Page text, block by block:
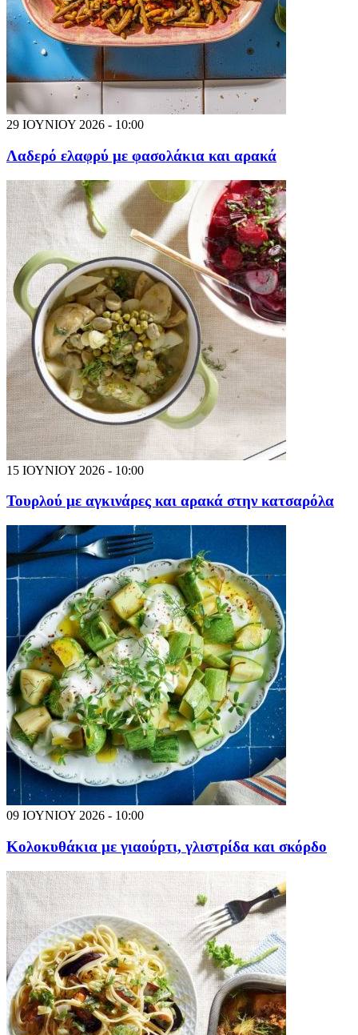
29 ΙΟΥΝΙΟΥ 2026 - 10:00
Λαδερό ελαφρύ με φασολάκια και αρακά
15 ΙΟΥΝΙΟΥ 2026 - 10:00
Τουρλού με αγκινάρες και αρακά στην κατσαρόλα
09 ΙΟΥΝΙΟΥ 2026 - 10:00
Κολοκυθάκια με γιαούρτι, γλιστρίδα και σκόρδο